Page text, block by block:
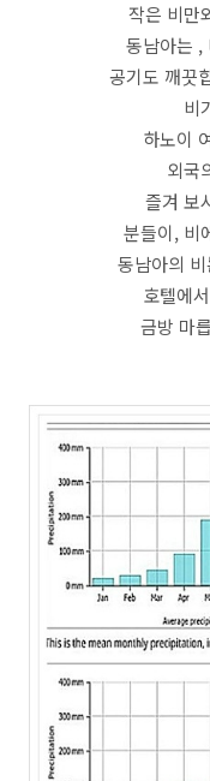
작은 비만
동남아는 ,
공기도 깨끗
비
하노이
외국
즐겨 보
분들이, 비
동남아의
호텔에
금방 마